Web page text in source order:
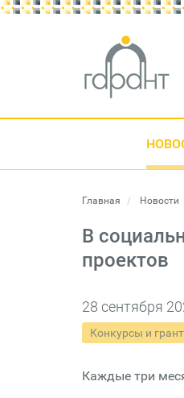
Главная Новости
В
проектов
28 сентября
Конкурсы и
Каждые три